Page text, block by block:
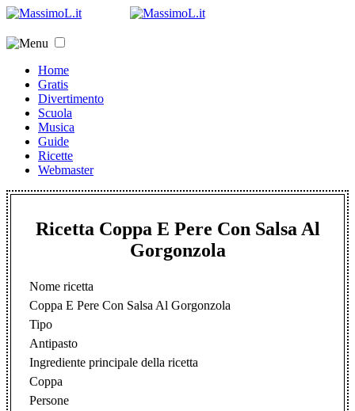
Home
Gratis
Divertimento
Scuola
Musica
Guide
Ricette
Webmaster
Ricetta Coppa E Pere Con Salsa Al
Gorgonzola
Nome ricetta
Coppa E Pere Con Salsa Al Gorgonzola
Tipo
Antipasto
Ingrediente principale della ricetta
Coppa
Persone